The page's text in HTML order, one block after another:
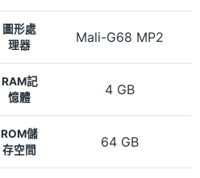
圖形處
理器
Mali-G68 MP2
RAM記
憶體
4 GB
ROM儲
存空間
64 GB